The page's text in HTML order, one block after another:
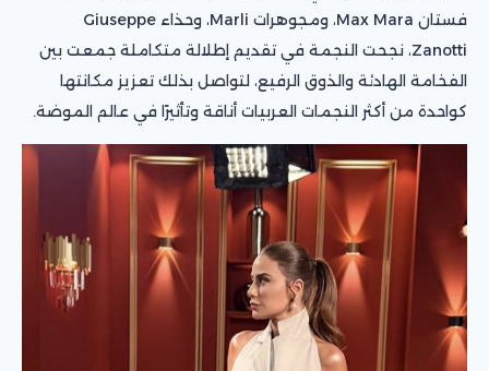
فستان Max Mara، ومجوهرات Marli، وحذاء Giuseppe
Zanotti، نجحت النجمة في تقديم إطلالة متكاملة جمعت بين
الفخامة الهادئة والذوق الرفيع، لتواصل بذلك تعزيز مكانتها
كواحدة من أكثر النجمات العربيات أناقة وتأثيرًا في عالم الموضة.